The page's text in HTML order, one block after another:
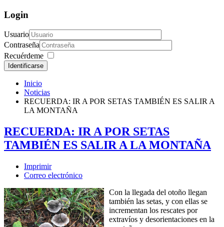
Login
Usuario
Contraseña
Recuérdeme
Identificarse
Inicio
Noticias
RECUERDA: IR A POR SETAS TAMBIÉN ES SALIR A
LA MONTAÑA
RECUERDA: IR A POR SETAS
TAMBIÉN ES SALIR A LA MONTAÑA
Imprimir
Correo electrónico
Con la llegada del otoño llegan
también las setas, y con ellas se
incrementan los rescates por
extravíos y desorientaciones en la